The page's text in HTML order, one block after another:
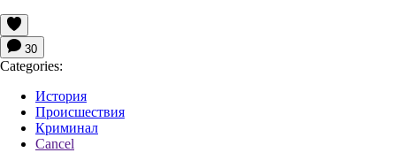
30
Categories:
История
Происшествия
Криминал
Cancel